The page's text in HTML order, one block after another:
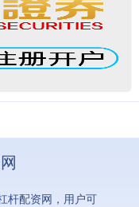
杆配资网，用户可